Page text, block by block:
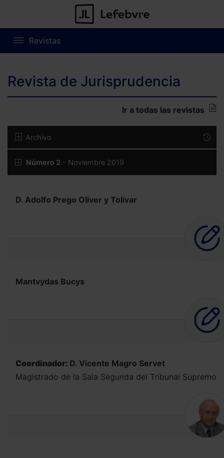
Revistas
Revista de Jurisprudencia
Ir a todas las revistas
Archivo
Número 2 - Noviembre 2019
D. Adolfo Prego Oliver y Tolivar
Mantvydas Bucys
Coordinador: D. Vicente Magro Servet
Magistrado de la Sala Segunda del Tribunal Supremo